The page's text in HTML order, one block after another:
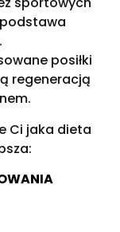
posiłki
regeneracją
Ci jaka dieta